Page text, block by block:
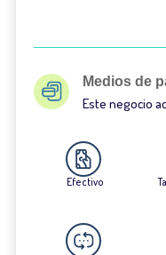
Medios de
Este negocio
Efectivo